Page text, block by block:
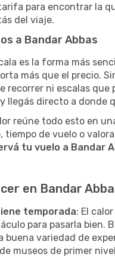
para encontrar la
del viaje.
a Bandar Abbas
es la forma más
más que el precio.
recorrer ni escalas que
llegás directo a donde
reúne todo esto en
tiempo de vuelo o
tu vuelo a Bandar
en Bandar
temporada: El
para pasarla bien.
buena variedad de
museos de primer